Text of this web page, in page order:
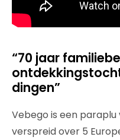
“70 jaar
dingen”
Vebego is een
verspreid over 5